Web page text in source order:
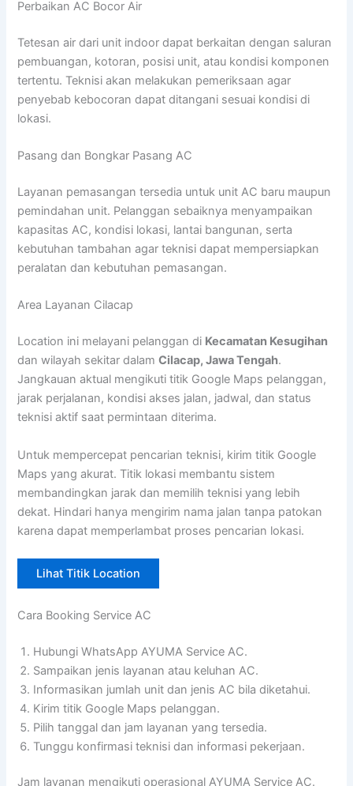
Perbaikan AC Bocor Air
Tetesan air dari unit indoor dapat berkaitan dengan saluran
pembuangan, kotoran, posisi unit, atau kondisi komponen
tertentu. Teknisi akan melakukan pemeriksaan agar
penyebab kebocoran dapat ditangani sesuai kondisi di
lokasi.
Pasang dan Bongkar Pasang AC
Layanan pemasangan tersedia untuk unit AC baru maupun
pemindahan unit. Pelanggan sebaiknya menyampaikan
kapasitas AC, kondisi lokasi, lantai bangunan, serta
kebutuhan tambahan agar teknisi dapat mempersiapkan
peralatan dan kebutuhan pemasangan.
Area Layanan Cilacap
Location ini melayani pelanggan di Kecamatan Kesugihan
dan wilayah sekitar dalamCilacap, Jawa Tengah.
Jangkauan aktual mengikuti titik Google Maps pelanggan,
jarak perjalanan, kondisi akses jalan, jadwal, dan status
teknisi aktif saat permintaan diterima.
Untuk mempercepat pencarian teknisi, kirim titik Google
Maps yang akurat. Titik lokasi membantu sistem
membandingkan jarak dan memilih teknisi yang lebih
dekat. Hindari hanya mengirim nama jalan tanpa patokan
karena dapat memperlambat proses pencarian lokasi.
Lihat Titik Location
Cara Booking Service AC
Hubungi WhatsApp AYUMA Service AC.
Sampaikan jenis layanan atau keluhan AC.
Informasikan jumlah unit dan jenis AC bila diketahui.
Kirim titik Google Maps pelanggan.
Pilih tanggal dan jam layanan yang tersedia.
Tunggu konfirmasi teknisi dan informasi pekerjaan.
Jam layanan mengikuti operasional AYUMA Service AC.